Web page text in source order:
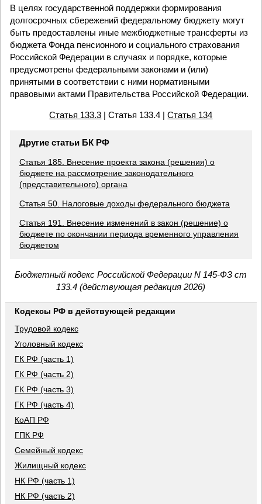
В целях государственной поддержки формирования
долгосрочных сбережений федеральному бюджету могут
быть предоставлены иные межбюджетные трансферты из
бюджета Фонда пенсионного и социального страхования
Российской Федерации в случаях и порядке, которые
предусмотрены федеральными законами и (или)
принятыми в соответствии с ними нормативными
правовыми актами Правительства Российской Федерации.
Статья 133.3 | Статья 133.4 |Статья 134
Другие статьи БК РФ
Статья 185. Внесение проекта закона (решения) о
бюджете на рассмотрение законодательного
(представительного) органа
Статья 50. Налоговые доходы федерального бюджета
Статья 191. Внесение изменений в закон (решение) о
бюджете по окончании периода временного управления
бюджетом
Бюджетный кодекс Российской Федерации N 145-ФЗ ст
133.4 (действующая редакция 2026)
Кодексы РФ в действующей редакции
Трудовой кодекс
Уголовный кодекс
ГК РФ (часть 1)
ГК РФ (часть 2)
ГК РФ (часть 3)
ГК РФ (часть 4)
КоАП РФ
ГПК РФ
Семейный кодекс
Жилищный кодекс
НК РФ (часть 1)
НК РФ (часть 2)